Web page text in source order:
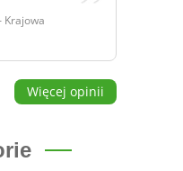
Krajowa
Więcej opinii